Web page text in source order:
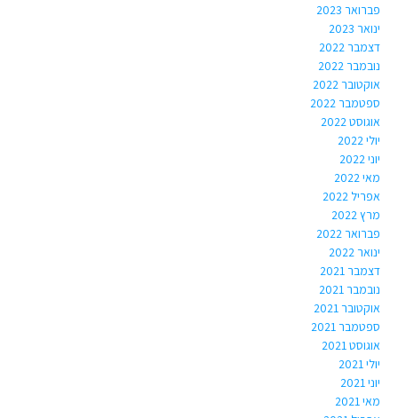
פברואר 2023
ינואר 2023
דצמבר 2022
נובמבר 2022
אוקטובר 2022
ספטמבר 2022
אוגוסט 2022
יולי 2022
יוני 2022
מאי 2022
אפריל 2022
מרץ 2022
פברואר 2022
ינואר 2022
דצמבר 2021
נובמבר 2021
אוקטובר 2021
ספטמבר 2021
אוגוסט 2021
יולי 2021
יוני 2021
מאי 2021